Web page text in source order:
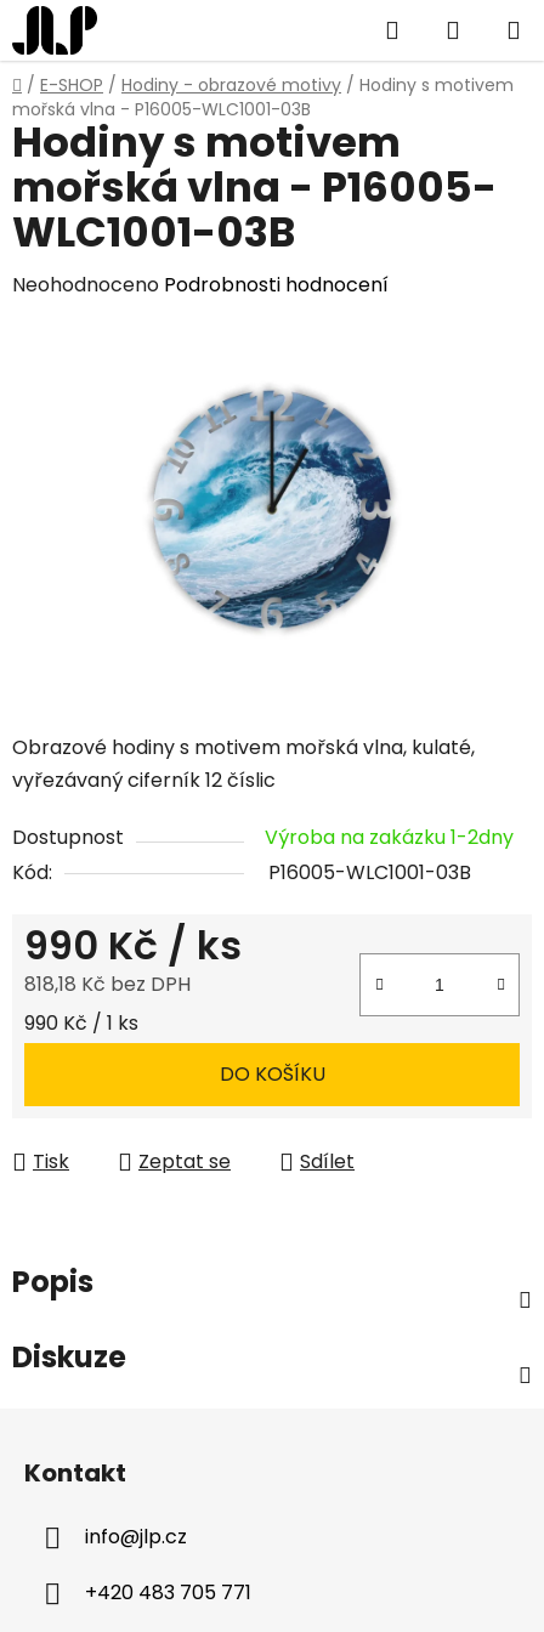
Přejít
na
obsah
Hledat
KOŠÍK
Domů
/ E-SHOP / Hodiny - obrazové motivy / Hodiny s motivem
mořská vlna - P16005-WLC1001-03B
Obrazové hodiny s motivem mořská vlna, kulaté,
vyřezávaný ciferník 12 číslic
Dostupnost
Výroba na zakázku 1-2dny
Kód:
P16005-WLC1001-03B
990 Kč / ks
818,18 Kč bez DPH
Měrná cena:
990 Kč / 1 ks
DO KOŠÍKU
Tisk Zeptat se Sdílet
Hodiny s motivem
mořská vlna - P16005-
WLC1001-03B
Průměrné
Neohodnoceno Podrobnosti hodnocení
Popis
Diskuze
Kontakt
info@jlp.cz
+420 483 705 771